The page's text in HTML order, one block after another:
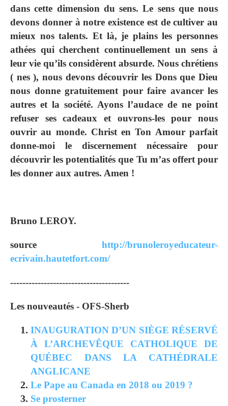
dans cette dimension du sens. Le sens que nous
devons donner à notre existence est de cultiver au
mieux nos talents. Et là, je plains les personnes
athées qui cherchent continuellement un sens à
leur vie qu’ils considèrent absurde. Nous chrétiens
( nes ), nous devons découvrir les Dons que Dieu
nous donne gratuitement pour faire avancer les
autres et la société. Ayons l’audace de ne point
refuser ses cadeaux et ouvrons-les pour nous
ouvrir au monde. Christ en Ton Amour parfait
donne-moi le discernement nécessaire pour
découvrir les potentialités que Tu m’as offert pour
les donner aux autres. Amen !
Bruno LEROY.
source http://brunoleroyeducateur-
ecrivain.hautetfort.com/
---------------------------------------
Les nouveautés - OFS-Sherb
INAUGURATION D’UN SIÈGE RÉSERVÉ
À L’ARCHEVÊQUE CATHOLIQUE DE
QUÉBEC DANS LA CATHÉDRALE
ANGLICANE
Le Pape au Canada en 2018 ou 2019 ?
Se prosterner